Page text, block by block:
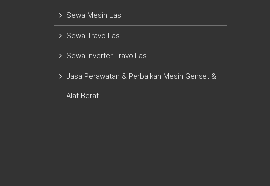
Sewa Mesin Las
Sewa Travo Las
Sewa Inverter Travo Las
Jasa Perawatan & Perbaikan Mesin Genset &
Alat Berat